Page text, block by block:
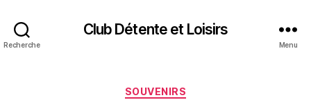
Recherche
Club Détente et Loisirs
Menu
Catégories
SOUVENIRS